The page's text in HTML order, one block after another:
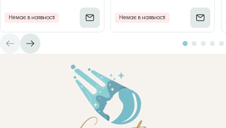
Немає в наявності Немає в наявності